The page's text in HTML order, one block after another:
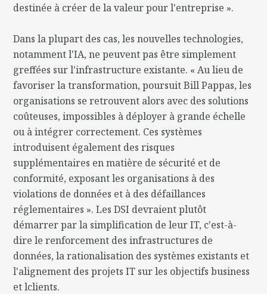
destinée à créer de la valeur pour l'entreprise ».
Dans la plupart des cas, les nouvelles technologies,
notamment l'IA, ne peuvent pas être simplement
greffées sur l'infrastructure existante. « Au lieu de
favoriser la transformation, poursuit Bill Pappas, les
organisations se retrouvent alors avec des solutions
coûteuses, impossibles à déployer à grande échelle
ou à intégrer correctement. Ces systèmes
introduisent également des risques
supplémentaires en matière de sécurité et de
conformité, exposant les organisations à des
violations de données et à des défaillances
réglementaires ». Les DSI devraient plutôt
démarrer par la simplification de leur IT, c'est-à-
dire le renforcement des infrastructures de
données, la rationalisation des systèmes existants et
l'alignement des projets IT sur les objectifs business
et lclients.